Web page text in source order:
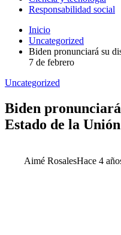
Responsabilidad social
Inicio
Uncategorized
Biden pronunciará su
7 de febrero
Uncategorized
Biden
Estado de la
Aimé RosalesHace 4